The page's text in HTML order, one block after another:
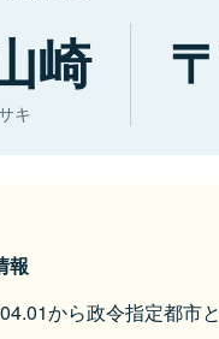
崎
キ
報
から政令指定都市